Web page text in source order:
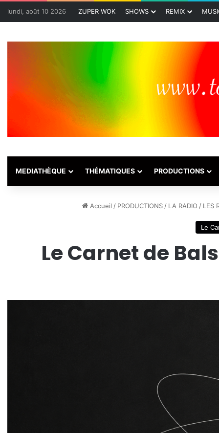
lundi, août 10 2026 ZUPER WOK SHOWS REMIX
MEDIATHÈQUE THÉMATIQUES PRODUCTIONS
Accueil / PRODUCTIONS / LA RADIO / LES
Le
Le Carnet de